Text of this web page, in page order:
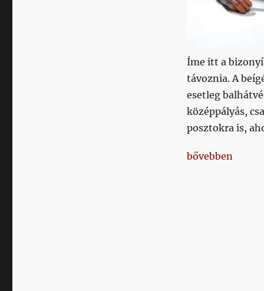
Íme itt a
távoznia. A
esetleg
középpályás,
posztokra is,
„Itt a 2-3 új
bővebben